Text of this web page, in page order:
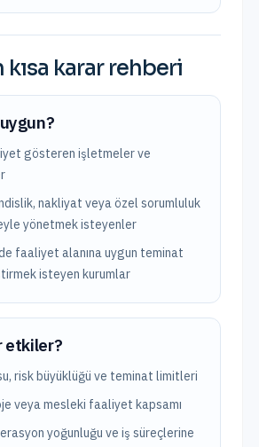
karar rehberi
gösteren işletmeler ve
nakliyat veya özel sorumluluk
yönetmek isteyenler
faaliyet alanına uygun teminat
isteyen kurumlar
etkiler?
risk büyüklüğü ve teminat limitleri
veya mesleki faaliyet kapsamı
yoğunluğu ve iş süreçlerine